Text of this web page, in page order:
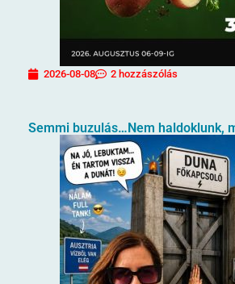
2026-08-08 2 hozzászólás
Semmi buzulás…Nem haldoklunk,